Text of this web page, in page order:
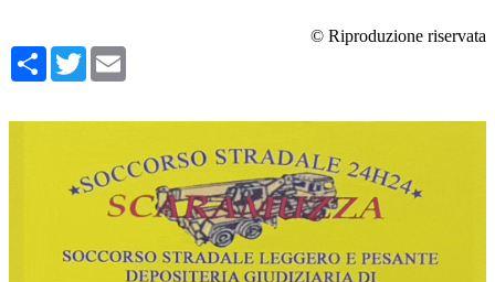
© Riproduzione riservata
Condividi
Twitter